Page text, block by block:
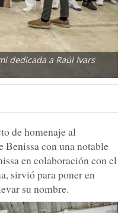
dedicada a Raúl Ivars
de homenaje al
Benissa con una notable
en colaboración con el
sirvió para poner en
su nombre.